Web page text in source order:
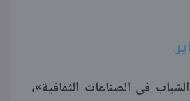
فى الصناعات الثقافية»،